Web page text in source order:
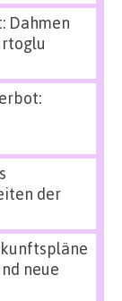
Dahmen
der
neue